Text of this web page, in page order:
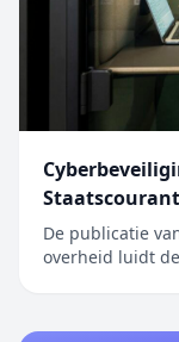
Staatscourant
De publicatie
overheid luidt
Staatscourant